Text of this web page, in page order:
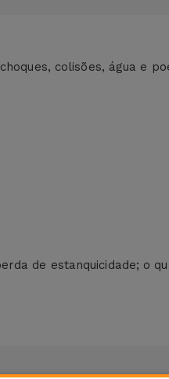
colisões, água e
de estanquicidade; o